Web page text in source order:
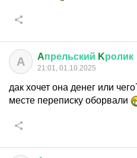
A Aпрельский Kролик
21:01, 01.10.2025
дак хочет она денег или
месте переписку оборвали